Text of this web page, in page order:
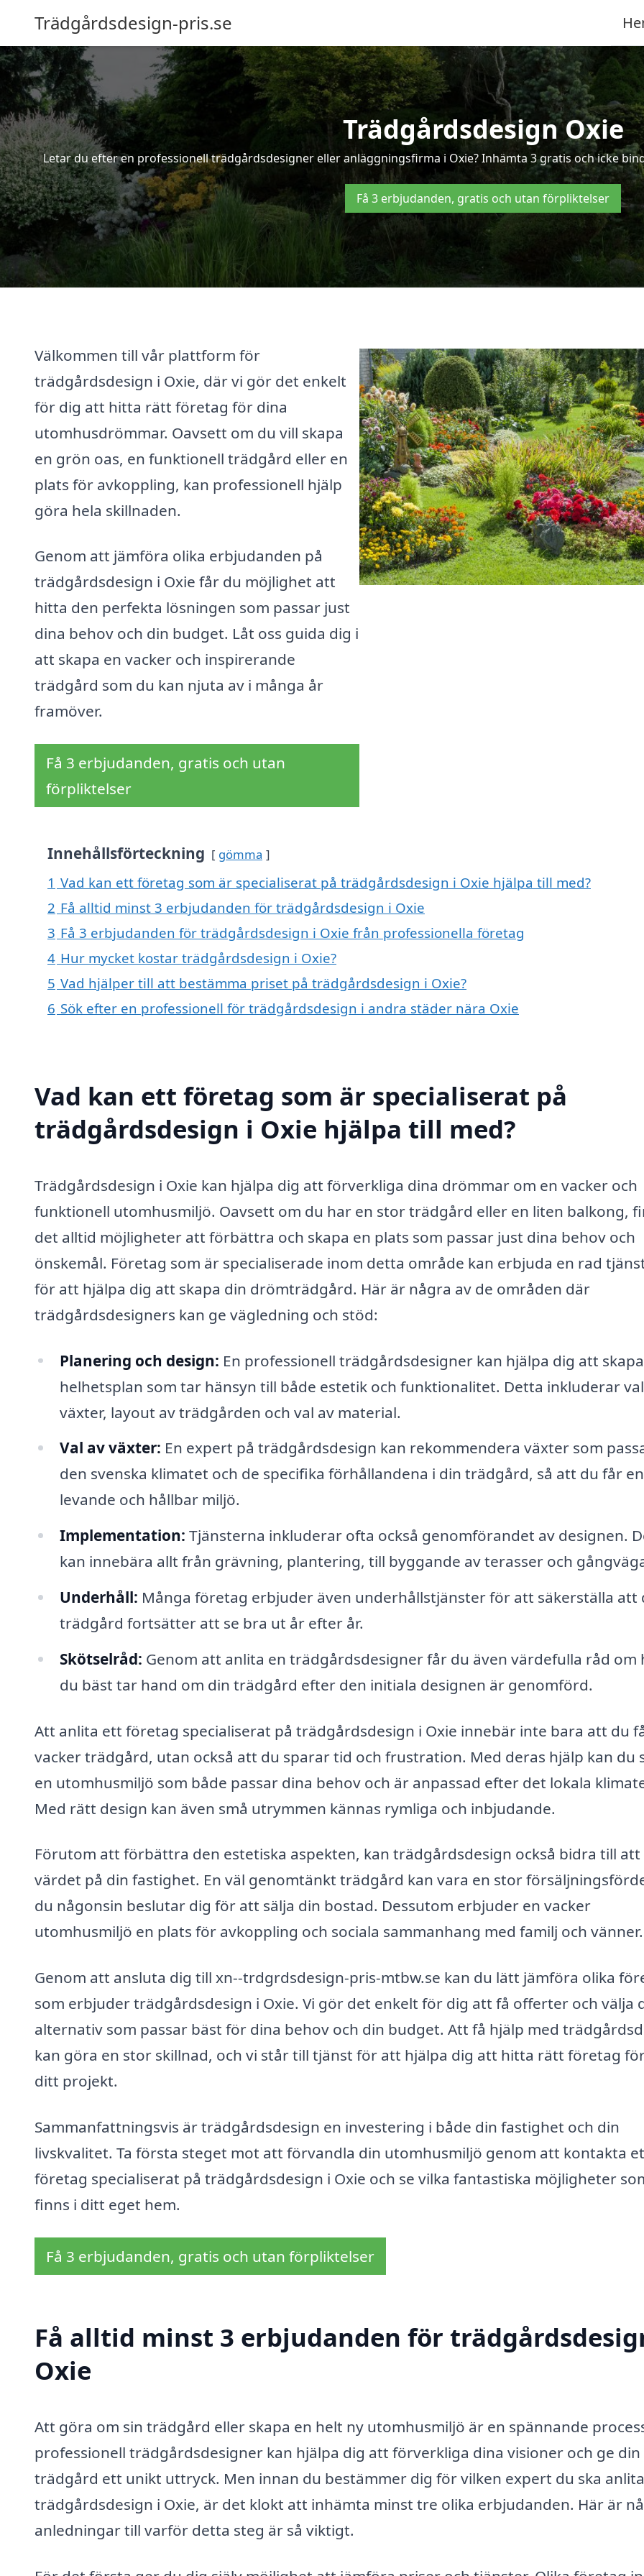
Trädgårdsdesign-pris.se
Trädgårdsdesign Oxie
Letar du efter en professionell trädgårdsdesigner eller anläggningsfirma i Oxie? Inhämta 3 gratis och icke
Få 3 erbjudanden, gratis och utan förpliktelser
Välkommen till vår plattform för
trädgårdsdesign i Oxie, där vi gör det enkelt
för dig att hitta rätt företag för dina
utomhusdrömmar. Oavsett om du vill skapa
en grön oas, en funktionell trädgård eller en
plats för avkoppling, kan professionell hjälp
göra hela skillnaden.
Genom att jämföra olika erbjudanden på
trädgårdsdesign i Oxie får du möjlighet att
hitta den perfekta lösningen som passar just
dina behov och din budget. Låt oss guida dig i
att skapa en vacker och inspirerande
trädgård som du kan njuta av i många år
framöver.
Få 3 erbjudanden, gratis och utan
förpliktelser
Innehållsförteckning gömma
1 Vad kan ett företag som är specialiserat på trädgårdsdesign i Oxie hjälpa till med?
2 Få alltid minst 3 erbjudanden för trädgårdsdesign i Oxie
3 Få 3 erbjudanden för trädgårdsdesign i Oxie från professionella företag
4 Hur mycket kostar trädgårdsdesign i Oxie?
5 Vad hjälper till att bestämma priset på trädgårdsdesign i Oxie?
6 Sök efter en professionell för trädgårdsdesign i andra städer nära Oxie
Vad kan ett företag som är specialiserat på
trädgårdsdesign i Oxie hjälpa till med?
Trädgårdsdesign i Oxie kan hjälpa dig att förverkliga dina drömmar om en vacker och
funktionell utomhusmiljö. Oavsett om du har en stor trädgård eller en liten balkong,
det alltid möjligheter att förbättra och skapa en plats som passar just dina behov och
önskemål. Företag som är specialiserade inom detta område kan erbjuda en rad
för att hjälpa dig att skapa din drömträdgård. Här är några av de områden där
trädgårdsdesigners kan ge vägledning och stöd:
Planering och design: En professionell trädgårdsdesigner kan hjälpa dig att
helhetsplan som tar hänsyn till både estetik och funktionalitet. Detta inkluderar
växter, layout av trädgården och val av material.
Val av växter: En expert på trädgårdsdesign kan rekommendera växter som
den svenska klimatet och de specifika förhållandena i din trädgård, så att du får en
levande och hållbar miljö.
Implementation: Tjänsterna inkluderar ofta också genomförandet av designen.
kan innebära allt från grävning, plantering, till byggande av terasser och
Underhåll: Många företag erbjuder även underhållstjänster för att säkerställa att
trädgård fortsätter att se bra ut år efter år.
Skötselråd: Genom att anlita en trädgårdsdesigner får du även värdefulla råd om
du bäst tar hand om din trädgård efter den initiala designen är genomförd.
Att anlita ett företag specialiserat på trädgårdsdesign i Oxie innebär inte bara att du
vacker trädgård, utan också att du sparar tid och frustration. Med deras hjälp kan du
en utomhusmiljö som både passar dina behov och är anpassad efter det lokala
Med rätt design kan även små utrymmen kännas rymliga och inbjudande.
Förutom att förbättra den estetiska aspekten, kan trädgårdsdesign också bidra till att
värdet på din fastighet. En väl genomtänkt trädgård kan vara en stor
du någonsin beslutar dig för att sälja din bostad. Dessutom erbjuder en vacker
utomhusmiljö en plats för avkoppling och sociala sammanhang med familj och vänner.
Genom att ansluta dig till xn--trdgrdsdesign-pris-mtbw.se kan du lätt jämföra olika
som erbjuder trädgårdsdesign i Oxie. Vi gör det enkelt för dig att få offerter och välja
alternativ som passar bäst för dina behov och din budget. Att få hjälp med
kan göra en stor skillnad, och vi står till tjänst för att hjälpa dig att hitta rätt företag
ditt projekt.
Sammanfattningsvis är trädgårdsdesign en investering i både din fastighet och din
livskvalitet. Ta första steget mot att förvandla din utomhusmiljö genom att kontakta
företag specialiserat på trädgårdsdesign i Oxie och se vilka fantastiska möjligheter
finns i ditt eget hem.
Få 3 erbjudanden, gratis och utan förpliktelser
Få alltid minst 3 erbjudanden för
Oxie
Att göra om sin trädgård eller skapa en helt ny utomhusmiljö är en spännande
professionell trädgårdsdesigner kan hjälpa dig att förverkliga dina visioner och ge din
trädgård ett unikt uttryck. Men innan du bestämmer dig för vilken expert du ska
trädgårdsdesign i Oxie, är det klokt att inhämta minst tre olika erbjudanden. Här är
anledningar till varför detta steg är så viktigt.